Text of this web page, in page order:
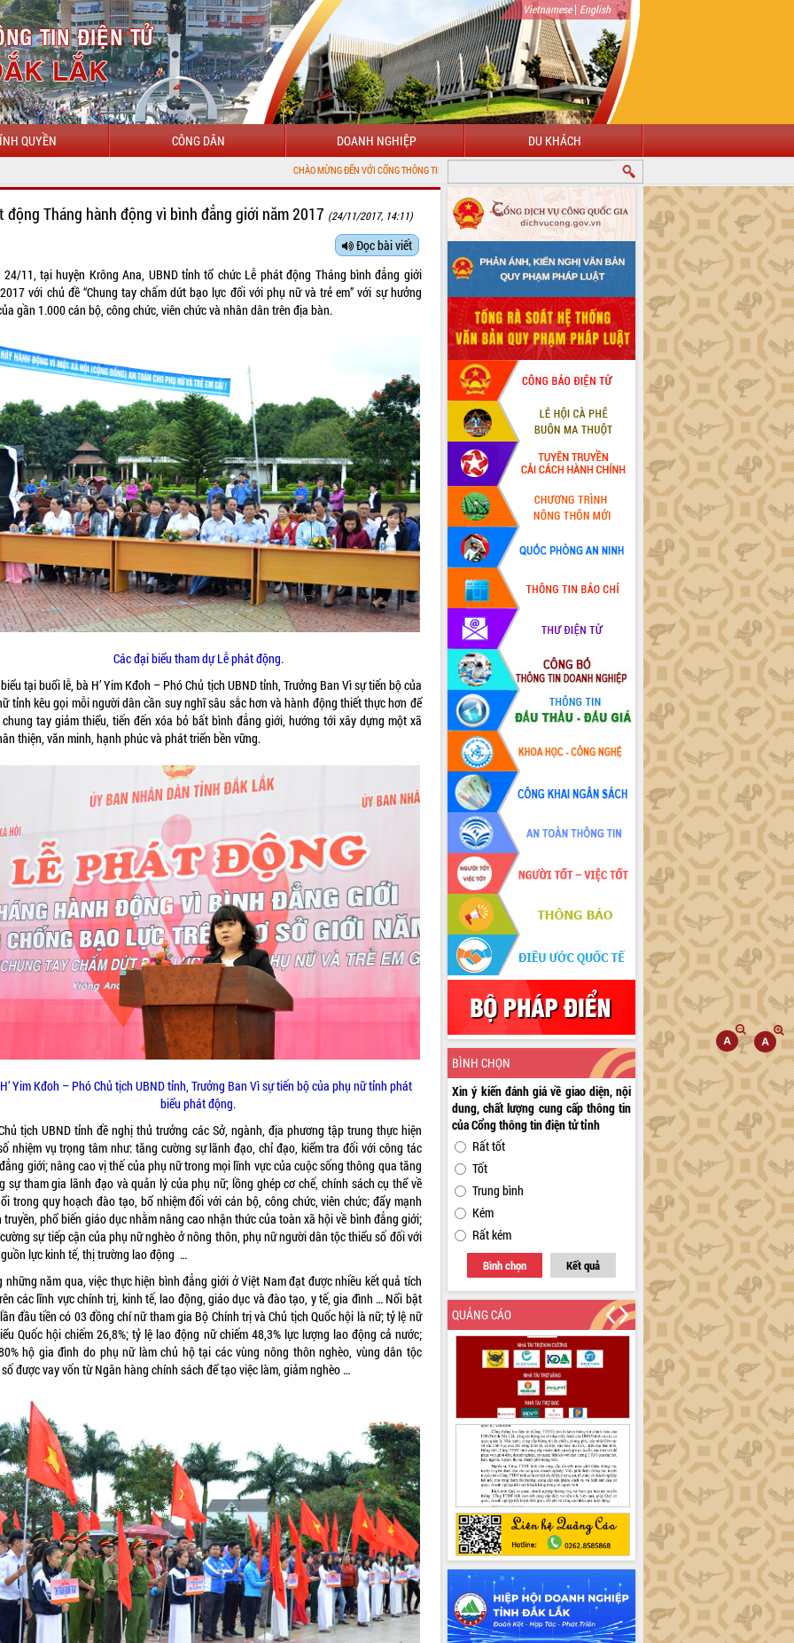
Vietnamese| English
QUYỀN CÔNG DÂN DOANH NGHIỆP DU KHÁCH
CHÀO MỪNG ĐẾN VỚI CỔNG THÔNG TIN ĐIỆN TỬ TỈNH ĐẮK LẮK
động Tháng hành động vì bình đẳng giới năm 2017 (24/11/2017, 14:11)
Đọc bài viết
24/11, tại huyện Krông Ana, UBND tỉnh tổ chức Lễ phát động Tháng bình đẳng giới
với chủ đề “Chung tay chấm dứt bạo lực đối với phụ nữ và trẻ em” với sự hưởng
gần 1.000 cán bộ, công chức, viên chức và nhân dân trên địa bàn.
Các đại biểu tham dự Lễ phát động.
tại buổi lễ, bà H’ Yim Kđoh – Phó Chủ tịch UBND tỉnh, Trưởng Ban Vì sự tiến bộ của
tỉnh kêu gọi mỗi người dân cần suy nghĩ sâu sắc hơn và hành động thiết thực hơn để
tay giảm thiểu, tiến đến xóa bỏ bất bình đẳng giới, hướng tới xây dựng một xã
thiện, văn minh, hạnh phúc và phát triển bền vững.
Yim Kđoh – Phó Chủ tịch UBND tỉnh, Trưởng Ban Vì sự tiến bộ của phụ nữ tỉnh phát
biểu phát động.
tịch UBND tỉnh đề nghị thủ trưởng các Sở, ngành, địa phương tập trung thực hiện
nhiệm vụ trọng tâm như: tăng cường sự lãnh đạo, chỉ đạo, kiểm tra đối với công tác
giới; nâng cao vị thế của phụ nữ trong mọi lĩnh vực của cuộc sống thông qua tăng
sự tham gia lãnh đạo và quản lý của phụ nữ; lồng ghép cơ chế, chính sách cụ thể về
trong quy hoạch đào tạo, bổ nhiệm đối với cán bộ, công chức, viên chức; đẩy mạnh
truyền, phổ biến giáo dục nhằm nâng cao nhận thức của toàn xã hội về bình đẳng giới;
sự tiếp cận của phụ nữ nghèo ở nông thôn, phụ nữ người dân tộc thiểu số đối với
lực kinh tế, thị trường lao động …
những năm qua, việc thực hiện bình đẳng giới ở Việt Nam đạt được nhiều kết quả tích
các lĩnh vực chính trị, kinh tế, lao động, giáo dục và đào tạo, y tế, gia đình … Nổi bật
đầu tiền có 03 đồng chí nữ tham gia Bộ Chính trị và Chủ tịch Quốc hội là nữ; tỷ lệ nữ
Quốc hội chiếm 26,8%; tỷ lệ lao động nữ chiếm 48,3% lực lượng lao động cả nước;
hộ gia đình do phụ nữ làm chủ hộ tại các vùng nông thôn nghèo, vùng dân tộc
được vay vốn từ Ngân hàng chính sách để tạo việc làm, giảm nghèo …
BÌNH CHỌN
Xin ý kiến đánh giá về giao diện, nội
dung, chất lượng cung cấp thông tin
của Cổng thông tin điện tử tỉnh
Rất tốt
Tốt
Trung bình
Kém
Rất kém
Bình chọn Kết quả
QUẢNG CÁO